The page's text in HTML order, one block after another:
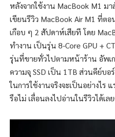
หลังจากใช้งาน MacBook M1 ม
เขียนรีวิว MacBook Air M1 ที่ต
เกือบ ๆ 2 สัปดาห์เสียที โดย
ทำงาน เป็นรุ่น 8-Core GPU +
รุ่นที่ขายทั่วไปตามหน้าร้าน อัพเ
ความจุ SSD เป็น 1TB ส่วนคีย์บ
ในการใช้งานจริงจะเป็นอย่างไร
รือไม่ เลื่อนลงไปอ่านในรีวิวได้เล